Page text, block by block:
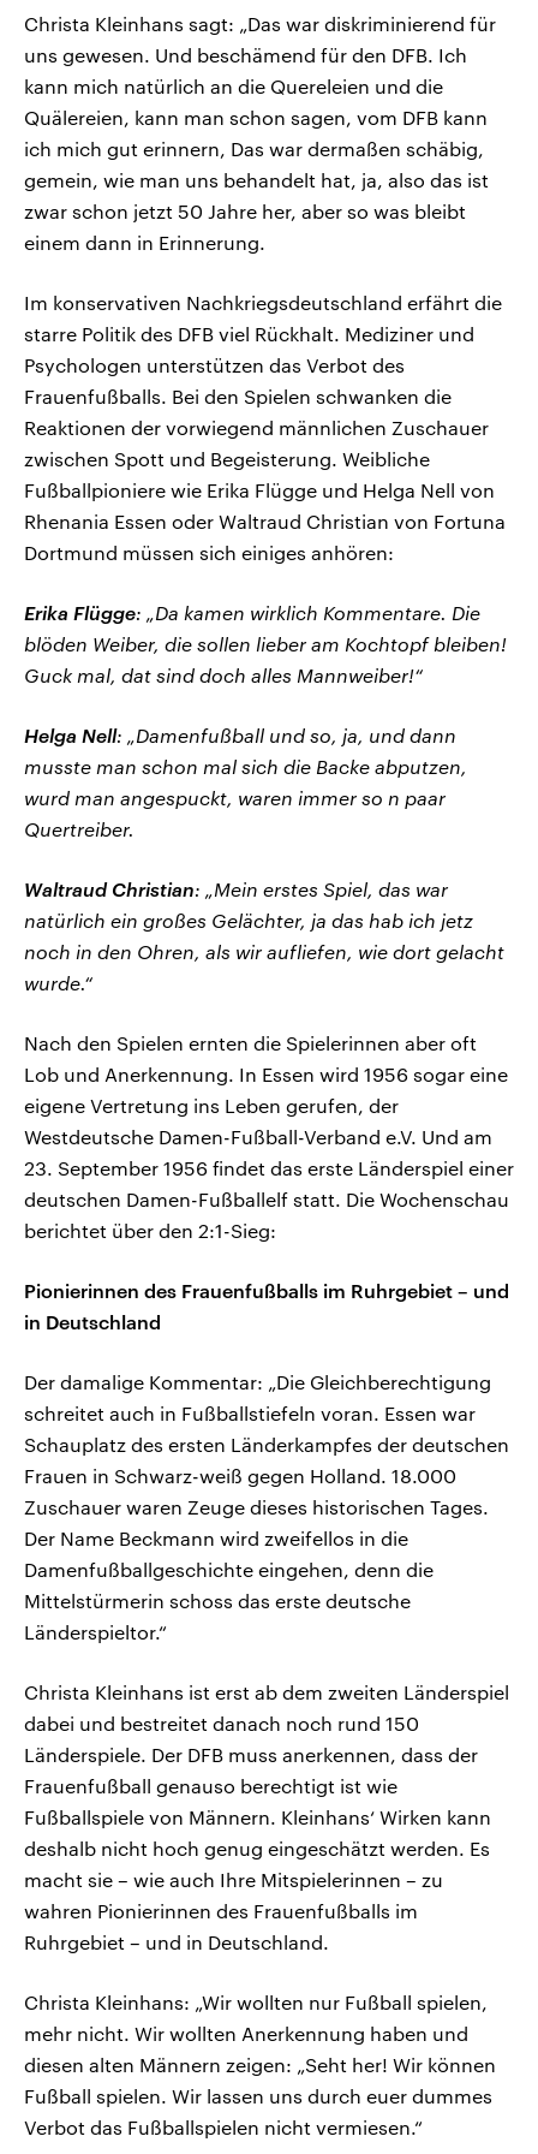
Christa Kleinhans sagt: „Das war diskriminierend für
uns gewesen. Und beschämend für den DFB. Ich
kann mich natürlich an die Quereleien und die
Quälereien, kann man schon sagen, vom DFB kann
ich mich gut erinnern, Das war dermaßen schäbig,
gemein, wie man uns behandelt hat, ja, also das ist
zwar schon jetzt 50 Jahre her, aber so was bleibt
einem dann in Erinnerung.
Im konservativen Nachkriegsdeutschland erfährt die
starre Politik des DFB viel Rückhalt. Mediziner und
Psychologen unterstützen das Verbot des
Frauenfußballs. Bei den Spielen schwanken die
Reaktionen der vorwiegend männlichen Zuschauer
zwischen Spott und Begeisterung. Weibliche
Fußballpioniere wie Erika Flügge und Helga Nell von
Rhenania Essen oder Waltraud Christian von Fortuna
Dortmund müssen sich einiges anhören:
Erika Flügge: „Da kamen wirklich Kommentare. Die
blöden Weiber, die sollen lieber am Kochtopf bleiben!
Guck mal, dat sind doch alles Mannweiber!“
Helga Nell: „Damenfußball und so, ja, und dann
musste man schon mal sich die Backe abputzen,
wurd man angespuckt, waren immer so n paar
Quertreiber.
Waltraud Christian: „Mein erstes Spiel, das war
natürlich ein großes Gelächter, ja das hab ich jetz
noch in den Ohren, als wir aufliefen, wie dort gelacht
wurde.“
Nach den Spielen ernten die Spielerinnen aber oft
Lob und Anerkennung. In Essen wird 1956 sogar eine
eigene Vertretung ins Leben gerufen, der
Westdeutsche Damen-Fußball-Verband e.V. Und am
23. September 1956 findet das erste Länderspiel einer
deutschen Damen-Fußballelf statt. Die Wochenschau
berichtet über den 2:1-Sieg:
Pionierinnen des Frauenfußballs im Ruhrgebiet – und
in Deutschland
Der damalige Kommentar: „Die Gleichberechtigung
schreitet auch in Fußballstiefeln voran. Essen war
Schauplatz des ersten Länderkampfes der deutschen
Frauen in Schwarz-weiß gegen Holland. 18.000
Zuschauer waren Zeuge dieses historischen Tages.
Der Name Beckmann wird zweifellos in die
Damenfußballgeschichte eingehen, denn die
Mittelstürmerin schoss das erste deutsche
Länderspieltor.“
Christa Kleinhans ist erst ab dem zweiten Länderspiel
dabei und bestreitet danach noch rund 150
Länderspiele. Der DFB muss anerkennen, dass der
Frauenfußball genauso berechtigt ist wie
Fußballspiele von Männern. Kleinhans‘ Wirken kann
deshalb nicht hoch genug eingeschätzt werden. Es
macht sie – wie auch Ihre Mitspielerinnen – zu
wahren Pionierinnen des Frauenfußballs im
Ruhrgebiet – und in Deutschland.
Christa Kleinhans: „Wir wollten nur Fußball spielen,
mehr nicht. Wir wollten Anerkennung haben und
diesen alten Männern zeigen: „Seht her! Wir können
Fußball spielen. Wir lassen uns durch euer dummes
Verbot das Fußballspielen nicht vermiesen.“